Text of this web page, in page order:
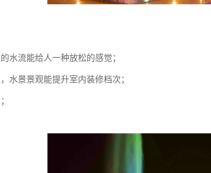
水流能给人一种放松的感觉；
水景景观能提升室内装修档次；